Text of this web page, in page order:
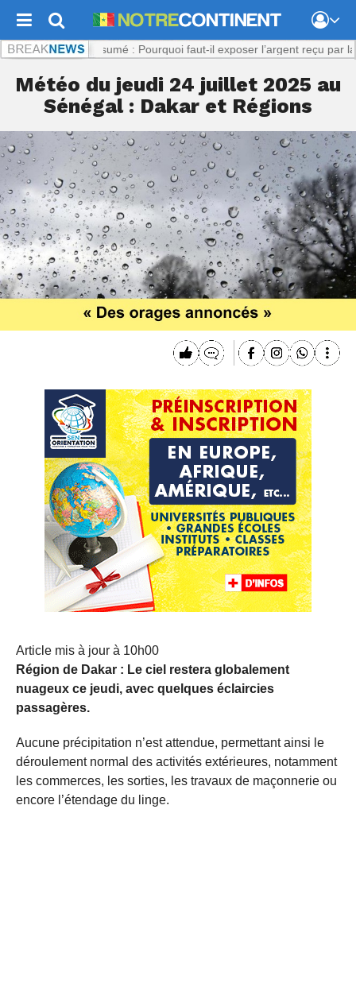
: Viol présumé : Pourquoi faut-il exposer l’argent reçu par la
Météo du jeudi 24 juillet 2025 au
Sénégal : Dakar et Régions
Article mis à jour à 10h00
Région de Dakar : Le ciel restera globalement
nuageux ce jeudi, avec quelques éclaircies
passagères.
Aucune précipitation n’est attendue, permettant ainsi le
déroulement normal des activités extérieures, notamment
les commerces, les sorties, les travaux de maçonnerie ou
encore l’étendage du linge.